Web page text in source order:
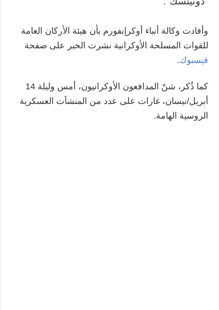
وأفادت وكالة أنباء أوكرإنفورم بأن هيئة الأركان العامة
للقوات المسلحة الأوكرانية نشرت الخبر على صفحة
فيسبوك.
كما ذُكر، شنّ المدافعون الأوكرانيون، أمس وليلة 14
أبريل/نيسان، غارات على عدد من المنشآت العسكرية
الروسية الهامة.